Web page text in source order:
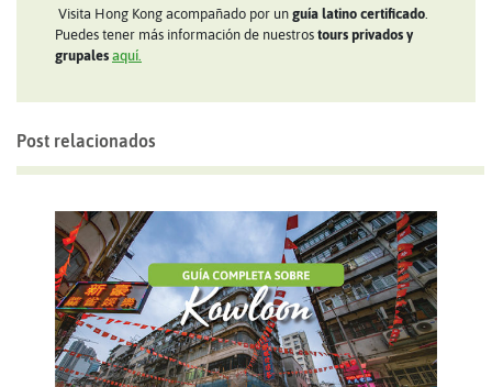
Visita Hong Kong acompañado por un guía latino certificado
Puedes tener más información de nuestros tours privados y
grupales aquí.
Post relacionados